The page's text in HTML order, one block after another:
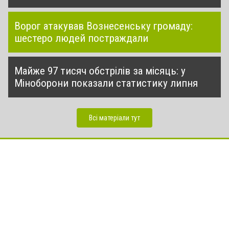
Ворог атакував Вознесенську громаду:
шестеро людей постраждали
Майже 97 тисяч обстрілів за місяць: у
Міноборони показали статистику липня
Всі матеріали тут